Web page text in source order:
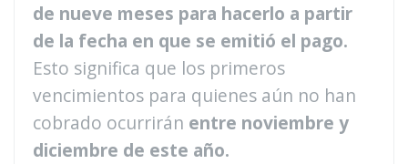
de nueve meses para hacerlo a partir
de la fecha en que se emitió el pago.
Esto significa que los primeros
vencimientos para quienes aún no han
cobrado ocurrirán entre noviembre y
diciembre de este año.